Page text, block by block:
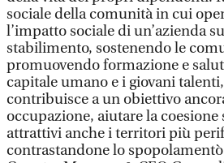
sociale della comunità in cui
l’impatto sociale di un’azienda
stabilimento, sostenendo le
promuovendo formazione e
capitale umano e i giovani
contribuisce a un obiettivo
occupazione, aiutare la coesione
attrattivi anche i territori più
contrastandone lo